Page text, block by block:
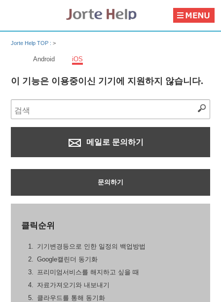
Jorte Help TOP :>
Android iOS
이 기능은 이용중이신 기기에 지원하지 않습니다.
메일로 문의하기
문의하기
클릭순위
기기변경등으로 인한 일정의 백업방법
Google캘린더 동기화
프리미엄서비스를 해지하고 싶을 때
자료가져오기와 내보내기
클라우드를 통해 동기화